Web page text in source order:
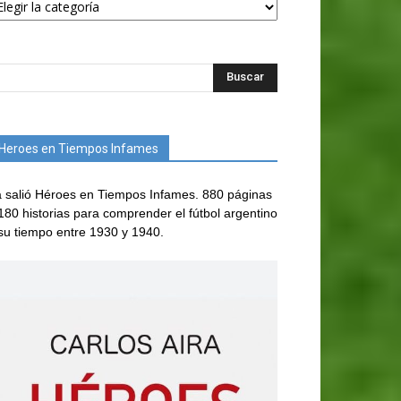
Heroes en Tiempos Infames
salió Héroes en Tiempos Infames. 880 páginas
historias para comprender el fútbol argentino
tiempo entre 1930 y 1940.